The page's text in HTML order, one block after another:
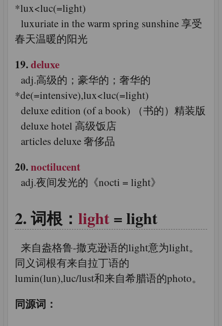
*lux<luc(=light)
luxuriate in the warm spring sunshine 享受
春天温暖的阳光
19.deluxe
adj.高级的；豪华的；奢华的
*de(=intensive),lux<luc(=light)
deluxe edition (of a book) （书的）精装版
deluxe hotel 高级饭店
articles deluxe 奢侈品
20.noctilucent
adj.夜间发光的《nocti = light》
词根： light= light
来自盎格鲁-撒克逊语的light意为light。
同义词根有来自拉丁语的
lumin(lun),luc/lust和来自希腊语的photo。
同源词：